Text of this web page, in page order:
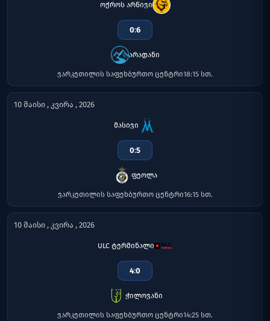
ოქროს არწივი
0:6
არადანი
ვარკეთილის საფეხბურთო ცენტრი18:15 სთ.
10 მაისი , კვირა , 2026
მასივი
0:5
ფეოლა
ვარკეთილის საფეხბურთო ცენტრი16:15 სთ.
10 მაისი , კვირა , 2026
ULC ტერმინალი
4:0
ჭილოვანი
ვარკეთილის საფეხბურთო ცენტრი14:25 სთ.